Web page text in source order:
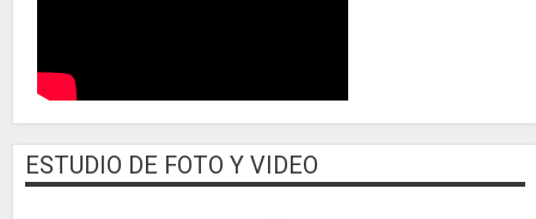
ESTUDIO DE FOTO Y VIDEO